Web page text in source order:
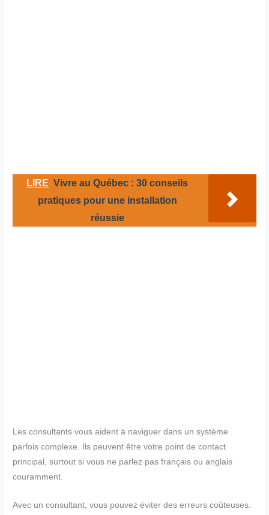
LIRE Vivre au Québec : 30 conseils
pratiques pour une installation
réussie
Les consultants vous aident à naviguer dans un système
parfois complexe. Ils peuvent être votre point de contact
principal, surtout si vous ne parlez pas français ou anglais
couramment.
Avec un consultant, vous pouvez éviter des erreurs coûteuses.